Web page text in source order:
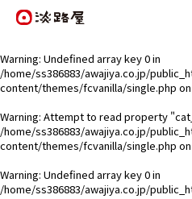
Warning: Undefined array key 0 in
/home/ss386883/awajiya.co.jp/
content/themes/fcvanilla/single.php
Warning: Attempt to read property
/home/ss386883/awajiya.co.jp/
content/themes/fcvanilla/single.php
Warning: Undefined array key 0 in
/home/ss386883/awajiya.co.jp/